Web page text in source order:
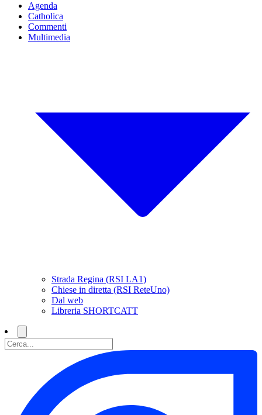
Agenda
Catholica
Commenti
Multimedia
Strada Regina (RSI LA1)
Chiese in diretta (RSI ReteUno)
Dal web
Libreria SHORTCATT